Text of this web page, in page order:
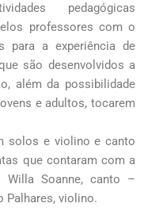
pedagógicas
professores com o
para a experiência de
são desenvolvidos a
além da possibilidade
e adultos, tocarem
solos e violino e canto
que contaram com a
Willa Soanne, canto –
Palhares, violino.